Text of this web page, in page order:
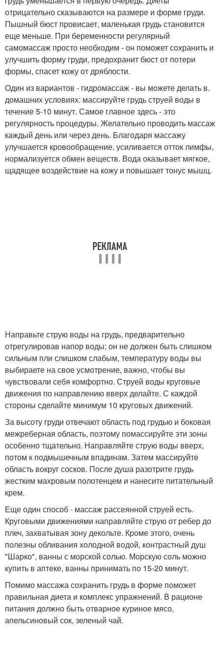
отрицательно сказываются на размере и форме груди.
Пышный бюст провисает, маленькая грудь становится
еще меньше. При беременности регулярный
самомассаж просто необходим - он поможет сохранить и
улучшить форму груди, предохранит бюст от потери
формы, спасет кожу от дряблости.
Один из вариантов - гидромассаж - вы можете делать в.
домашних условиях: массируйте грудь струей воды в
течение 5-10 минут. Самое главное здесь - это
регулярность процедуры. Желательно проводить массаж
каждый день или через день. Благодаря массажу
улучшается кровообращение, усиливается отток лимфы,
нормализуется обмен веществ. Вода оказывает мягкое,
щадящее воздействие на кожу и повышает тонус мышц.
Направьте струю воды на грудь, предварительно
отрегулировав напор воды; он не должен быть слишком
сильным пли слишком слабым, температуру воды вы
выбираете на свое усмотрение, важно, чтобы вы
чувствовали себя комфортно. Струей воды круговые
движения по направлению вверх делайте. С каждой
стороны сделайте минимум 10 круговых движений.
За высоту груди отвечают область под грудью и боковая
межреберная область, поэтому помассируйте эти зоны
особенно тщательно. Направляйте струю воды вверх,
потом к подмышечным впадинам. Затем массируйте
область вокруг сосков. После душа разотрите грудь
жестким махровым полотенцем и нанесите питательный
крем.
Еще один способ - массаж рассеянной струей есть.
Круговыми движениями направляйте струю от ребер до
плеч, захватывая зону декольте. Кроме этого, очень
полезны обливания холодной водой, контрастный душ
"Шарко", ванны с морской солью. Морскую соль можно
купить в аптеке, ванны принимать по 15-20 минут.
Помимо массажа сохранить грудь в форме поможет
правильная диета и комплекс упражнений. В рационе
питания должно быть отварное куриное мясо,
апельсиновый сок, зеленый чай.